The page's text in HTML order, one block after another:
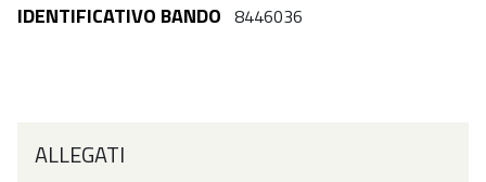
IDENTIFICATIVO BANDO 8446036
ALLEGATI